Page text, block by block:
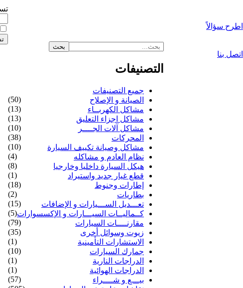
اطرح سؤالاً
التصنيفات
جميع التصنيفات
الصيانة و الإصلاح
(50)
مشاكل الكهربــاء
(13)
مشاكل اجزاء التعليق
(13)
مشاكل آلات الجــــر
(10)
المحركات
(38)
مشاكل وصيانة تكييف السيارة
(10)
نظام العادم و مشاكله
(4)
هيكل السيارة داخليا وخارجيا
(8)
قطع غيار جديد واستيراد
(1)
إطارات وجنوط
(18)
بطاريات
(2)
تعـــديل الســـيارات و الإضافات
(15)
كــماليــات السيـــارات و الإكسسوارات(5)
مقارنــــات السيارات
(79)
زيوت وسوائل أخرى
(35)
الاستشارات التأمينية
(1)
جمارك السيارات
(10)
الدراجات النارية
(1)
الدراجات الهوائية
(1)
بيـــع و شــــراء
(57)
اتصل بنا